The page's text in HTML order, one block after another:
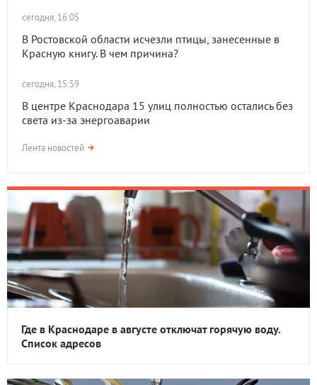
сегодня, 16:05
В Ростовской области исчезли птицы, занесенные в
Красную книгу. В чем причина?
сегодня, 15:59
В центре Краснодара 15 улиц полностью остались без
света из-за энергоаварии
Лента новостей
Где в Краснодаре в августе отключат горячую воду.
Список адресов